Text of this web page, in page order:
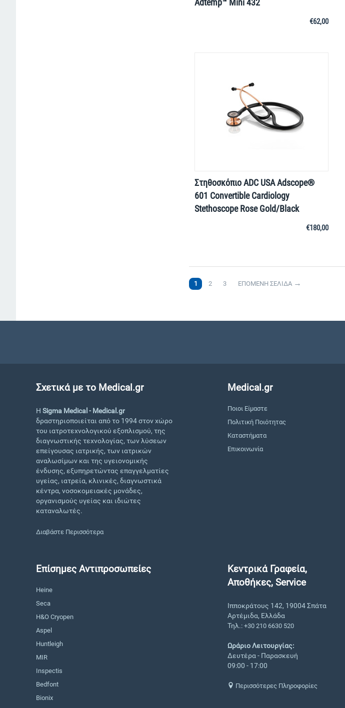
Adtemp™ Mini 432
€62,00
Στηθοσκόπιο ADC USA Adscope®
601 Convertible Cardiology
Stethoscope Rose Gold/Black
€180,00
1 2 3 ΕΠΟΜΕΝΗ ΣΕΛΙΔΑ
Σχετικά με το Medical.gr
Η Sigma Medical - Medical.gr
δραστηριοποιείται από το 1994 στον χώρο
του ιατροτεχνολογικού εξοπλισμού, της
διαγνωστικής τεχνολογίας, των λύσεων
επείγουσας ιατρικής, των ιατρικών
αναλωσίμων και της υγειονομικής
ένδυσης, εξυπηρετώντας επαγγελματίες
υγείας, ιατρεία, κλινικές, διαγνωστικά
κέντρα, νοσοκομειακές μονάδες,
οργανισμούς υγείας και ιδιώτες
καταναλωτές.
Διαβάστε Περισσότερα
Medical.gr
Ποιοι Είμαστε
Πολιτική Ποιότητας
Καταστήματα
Επικοινωνία
Επίσημες Αντιπροσωπείες
Heine
Seca
H&O Cryopen
Aspel
Huntleigh
MIR
Inspectis
Bedfont
Bionix
Κεντρικά Γραφεία,
Αποθήκες, Service
Ιπποκράτους 142, 19004 Σπάτα
Αρτέμιδα, Ελλάδα
Τηλ.: +30 210 6630 520
Ωράριο Λειτουργίας:
Δευτέρα - Παρασκευή
09:00 - 17:00
Περισσότερες Πληροφορίες